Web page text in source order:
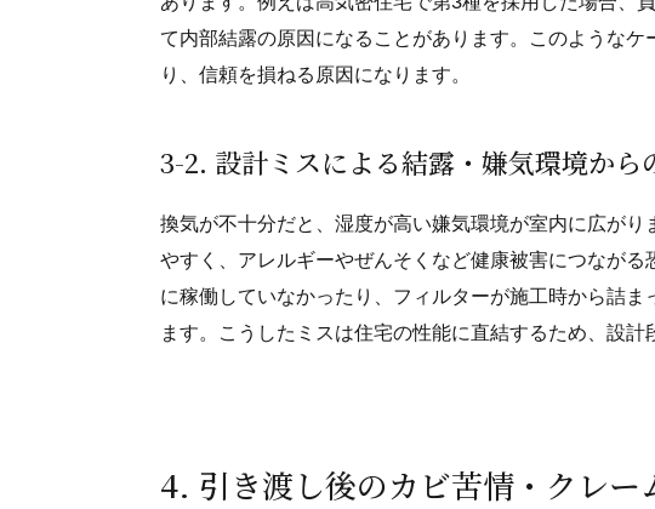
て内部結露の原因になることがあります。このような
り、信頼を損ねる原因になります。
3-2. 設計ミスによる結露・嫌気環境から
換気が不十分だと、湿度が高い嫌気環境が室内に広が
やすく、アレルギーやぜんそくなど健康被害につながる
に稼働していなかったり、フィルターが施工時から詰
ます。こうしたミスは住宅の性能に直結するため、設計
4. 引き渡し後のカビ苦情・クレー